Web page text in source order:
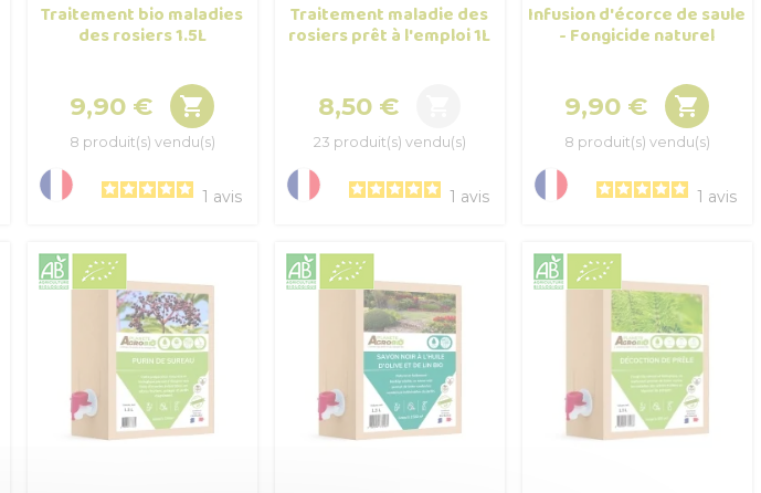
Traitement bio maladies
des rosiers 1.5L
Prix
9,90 € 
8 produit(s) vendu(s)
1 avis
Traitement maladie des
rosiers prêt à l'emploi 1L
Prix
8,50 €
23 produit(s) vendu(s)
1 avis
Infusion d'écorce de saule
- Fongicide naturel
Prix
9,90 € 
8 produit(s) vendu(s)
1 avis